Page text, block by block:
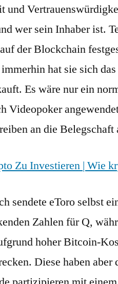
und
wer sein Inhaber ist.
der Blockchain
hat sie sich
Es wäre nur ein
Videopoker
an die
Zu Investieren | Wie
sendete eToro selbst
Zahlen für Q,
hoher Bitcoin-
Diese haben